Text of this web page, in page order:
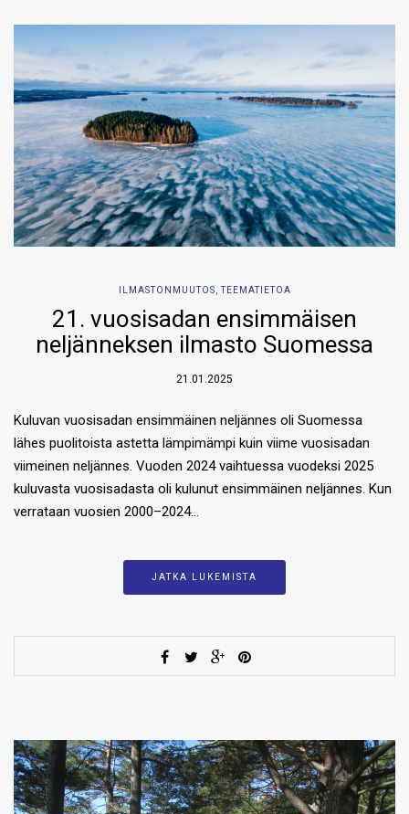
ILMASTONMUUTOS ,TEEMATIETOA
21. vuosisadan ensimmäisen
neljänneksen ilmasto Suomessa
21.01.2025
Kuluvan vuosisadan ensimmäinen neljännes oli Suomessa
lähes puolitoista astetta lämpimämpi kuin viime vuosisadan
viimeinen neljännes. Vuoden 2024 vaihtuessa vuodeksi 2025
kuluvasta vuosisadasta oli kulunut ensimmäinen neljännes. Kun
verrataan vuosien 2000–2024…
JATKA LUKEMISTA